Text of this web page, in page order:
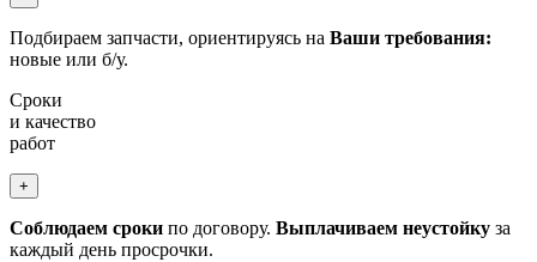
Подбираем запчасти, ориентируясь на Ваши требования:
новые или б/у.
Сроки
и качество
работ
+
Соблюдаем сроки по договору. Выплачиваем неустойку за
каждый день просрочки.